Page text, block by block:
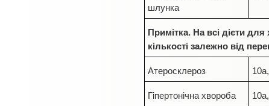
шлунка
Примітка. На всі дієти
кількості залежно від
Атеросклероз
Гіпертонічна хвороба